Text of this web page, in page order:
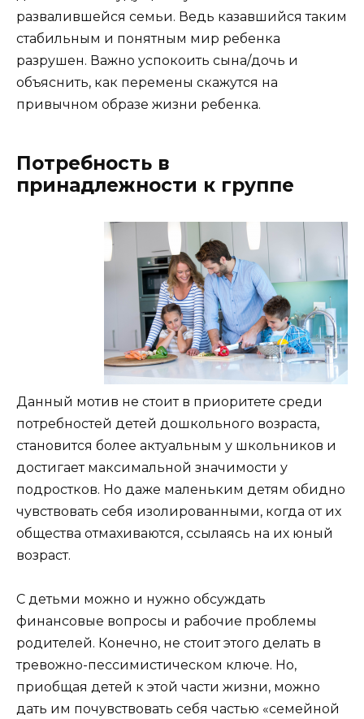
развалившейся семьи. Ведь казавшийся таким
стабильным и понятным мир ребенка
разрушен. Важно успокоить сына/дочь и
объяснить, как перемены скажутся на
привычном образе жизни ребенка.
Потребность в
принадлежности к группе
Данный мотив не стоит в приоритете среди
потребностей детей дошкольного возраста,
становится более актуальным у школьников и
достигает максимальной значимости у
подростков. Но даже маленьким детям обидно
чувствовать себя изолированными, когда от их
общества отмахиваются, ссылаясь на их юный
возраст.
С детьми можно и нужно обсуждать
финансовые вопросы и рабочие проблемы
родителей. Конечно, не стоит этого делать в
тревожно-пессимистическом ключе. Но,
приобщая детей к этой части жизни, можно
дать им почувствовать себя частью «семейной